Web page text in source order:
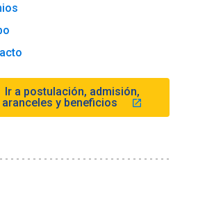
Ir a postulación, admisión,
aranceles y beneficios
launch